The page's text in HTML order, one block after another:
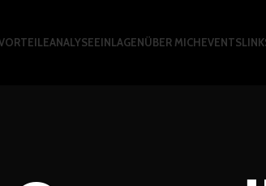
ANALYSEEINLAGENÜBER MICHEVENTS